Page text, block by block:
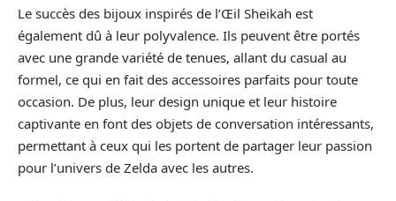
Le succès des bijoux inspirés de l’Œil Sheikah est
également dû à leur polyvalence. Ils peuvent être portés
avec une grande variété de tenues, allant du casual au
formel, ce qui en fait des accessoires parfaits pour toute
occasion. De plus, leur design unique et leur histoire
captivante en font des objets de conversation intéressants,
permettant à ceux qui les portent de partager leur passion
pour l’univers de Zelda avec les autres.